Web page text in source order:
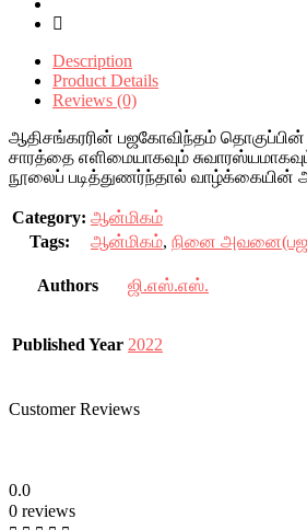
Description
Product Details
Reviews (0)
ஆதிசங்கரரின் பஜகோவிந்தம்
சாரத்தை எளிமையாகவும்
நூலைப் படித்துணர்ந்தால் வாழ்க்கையின்
Category: ஆன்மிகம்
Tags:
ஆன்மிகம், நினை
Authors ஜி.எஸ்.எஸ்.
Published Year 2022
Customer Reviews
0.0
0 reviews